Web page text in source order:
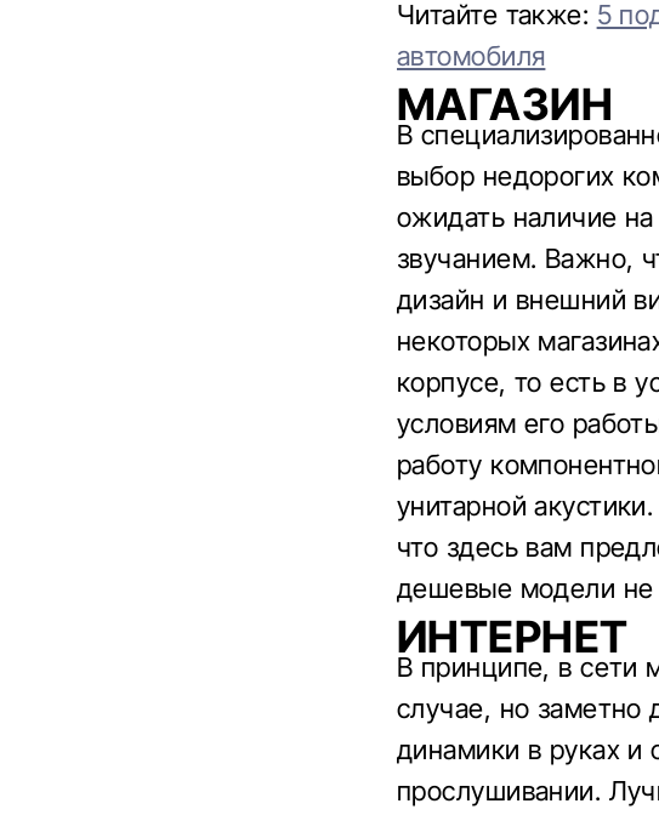
Читайте также: 5
автомобиля
МАГАЗИН
В
выбор недорогих
ожидать наличие
звучанием. Важно,
дизайн и внешний
некоторых
корпусе, то есть в
условиям его
работу
унитарной
что здесь вам
дешевые модели не
ИНТЕРНЕТ
В принципе, в сети
случае, но заметно
динамики в руках и
прослушивании.